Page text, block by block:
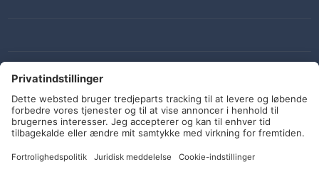
Kontakt os
Retningslinjer og forpligtelser
Sociale medier